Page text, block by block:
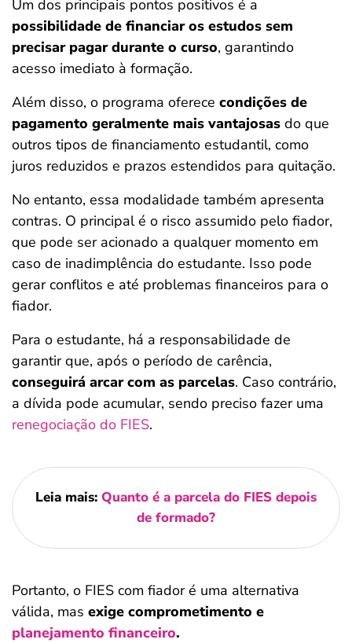
Um dos principais pontos positivos é a
possibilidade de financiar os estudos sem
precisar pagar durante o curso, garantindo
acesso imediato à formação.
Além disso, o programa oferece condições de
pagamento geralmente mais vantajosas do que
outros tipos de financiamento estudantil, como
juros reduzidos e prazos estendidos para quitação.
No entanto, essa modalidade também apresenta
contras. O principal é o risco assumido pelo fiador,
que pode ser acionado a qualquer momento em
caso de inadimplência do estudante. Isso pode
gerar conflitos e até problemas financeiros para o
fiador.
Para o estudante, há a responsabilidade de
garantir que, após o período de carência,
conseguirá arcar com as parcelas. Caso contrário,
a dívida pode acumular, sendo preciso fazer uma
renegociação do FIES.
Leia mais: Quanto é a parcela do FIES depois
de formado?
Portanto, o FIES com fiador é uma alternativa
válida, mas exige comprometimento e
planejamento financeiro.